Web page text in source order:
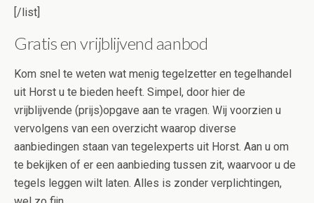
[/list]
Gratis en vrijblijvend aanbod
Kom snel te weten wat menig tegelzetter en tegelhandel
uit Horst u te bieden heeft. Simpel, door hier de
vrijblijvende (prijs)opgave aan te vragen. Wij voorzien u
vervolgens van een overzicht waarop diverse
aanbiedingen staan van tegelexperts uit Horst. Aan u om
te bekijken of er een aanbieding tussen zit, waarvoor u de
tegels leggen wilt laten. Alles is zonder verplichtingen,